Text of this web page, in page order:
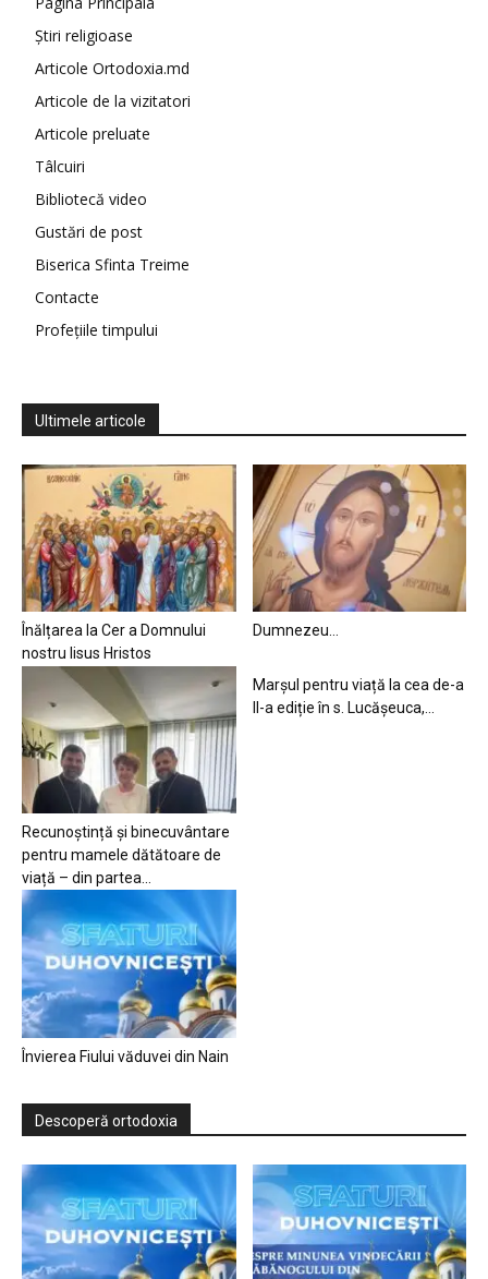
Știri religioase
Articole Ortodoxia.md
Articole de la vizitatori
Articole preluate
Tâlcuiri
Bibliotecă video
Gustări de post
Biserica Sfinta Treime
Contacte
Profețiile timpului
Ultimele articole
Înălțarea la Cer a Domnului
nostru Iisus Hristos
Dumnezeu…
Recunoștință și binecuvântare
pentru mamele dătătoare de
viață – din partea...
Marșul pentru viață la cea de-a
II-a ediție în s. Lucășeuca,...
Învierea Fiului văduvei din Nain
Descoperă ortodoxia